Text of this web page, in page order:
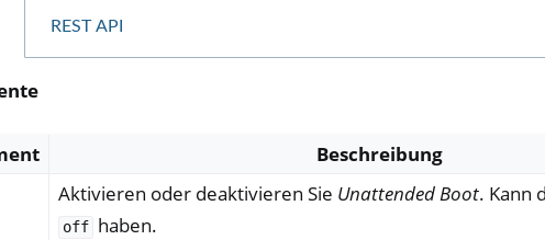
REST API
Beschreibung
Aktivieren oder deaktivieren Sie Unattended Boot. Kann
off haben.